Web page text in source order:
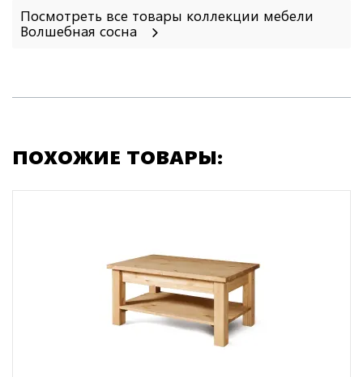
Посмотреть все товары коллекции мебели
Волшебная сосна
ПОХОЖИЕ ТОВАРЫ: